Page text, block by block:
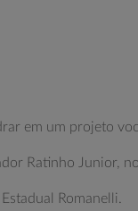
em um projeto
Ratinho Junior,
Romanelli.